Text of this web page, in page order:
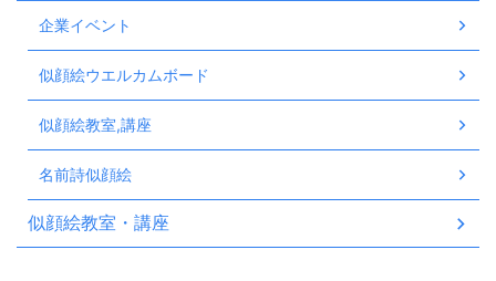
企業イベント
似顔絵ウエルカムボード
似顔絵教室,講座
名前詩似顔絵
似顔絵教室・講座